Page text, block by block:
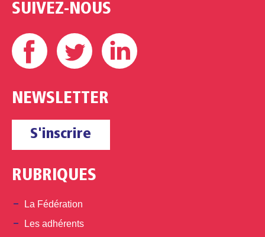
SUIVEZ-NOUS
Facebook Twitter
NEWSLETTER
S'inscrire
RUBRIQUES
La Fédération
Les adhérents